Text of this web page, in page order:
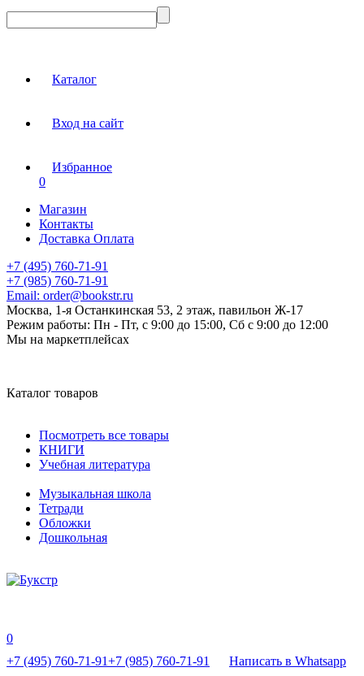
Каталог
Вход на сайт
Избранное
0
Магазин
Контакты
Доставка Оплата
+7 (495) 760-71-91
+7 (985) 760-71-91
Email: order@bookstr.ru
Москва, 1-я Останкинская 53, 2 этаж, павильон Ж-17
Режим работы: Пн - Пт, с 9:00 до 15:00, Сб с 9:00 до 12:00
Мы на маркетплейсах
Каталог товаров
Посмотреть все товары
КНИГИ
Учебная литература
Музыкальная школа
Тетради
Обложки
Дошкольная
0
+7 (495) 760-71-91+7 (985) 760-71-91
Написать в Whatsapp